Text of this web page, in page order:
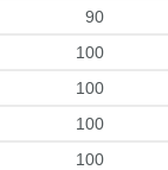
90
100
100
100
100